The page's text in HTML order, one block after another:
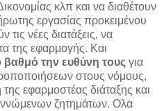
κλπ και να διαθέτουν
εργασίας προκειμένου
τις νέες διατάξεις, να
της εφαρμογής. Και
βαθμό την ευθύνη τους για
στους νόμους,
της εφαρμοστέας διάταξης και
ζητημάτων. Ολα